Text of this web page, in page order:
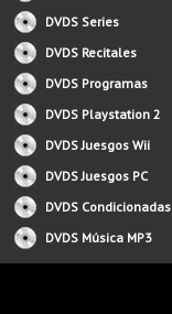
DVDS Series
DVDS Recitales
DVDS Programas
DVDS Playstation 2
DVDS Juesgos Wii
DVDS Juesgos PC
DVDS Condicionadas
DVDS Música MP3